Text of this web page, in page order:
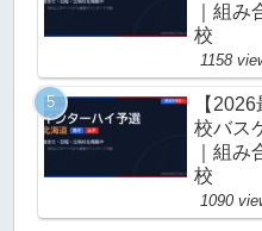
｜組
校
1158
【
校バス
｜組
校
1090